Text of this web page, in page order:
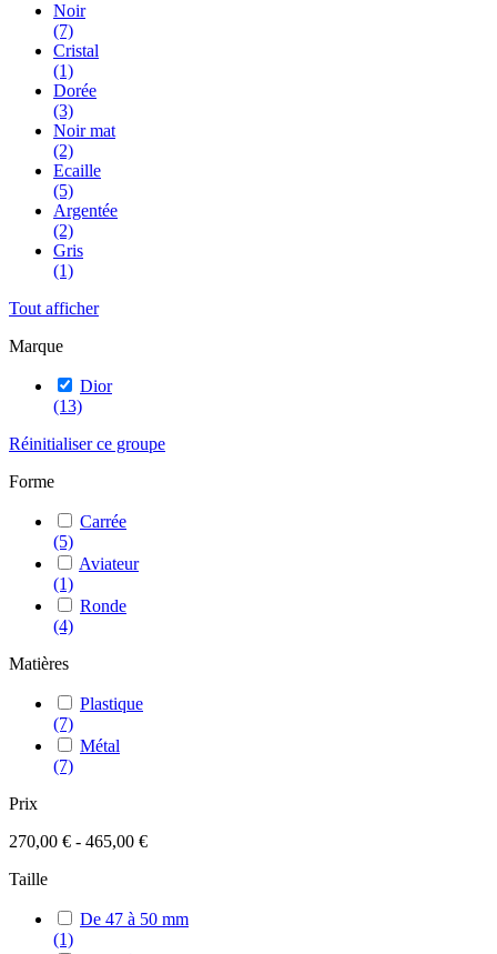
Noir
(7)
Cristal
(1)
Dorée
(3)
Noir mat
(2)
Ecaille
(5)
Argentée
(2)
Gris
(1)
Tout afficher
Marque
Dior
(13)
Réinitialiser ce groupe
Forme
Carrée
(5)
Aviateur
(1)
Ronde
(4)
Matières
Plastique
(7)
Métal
(7)
Prix
270,00 € - 465,00 €
Taille
De 47 à 50 mm
(1)